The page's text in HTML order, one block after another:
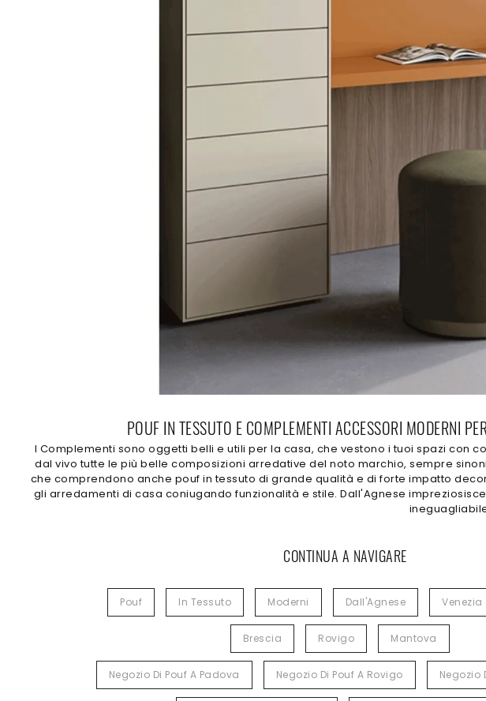
POUF IN TESSUTO E COMPLEMENTI ACCESSORI MODERNI
I Complementi sono oggetti belli e utili per la casa, che vestono i tuoi spazi con
dal vivo tutte le più belle composizioni arredative del noto marchio, sempre
che comprendono anche pouf in tessuto di grande qualità e di forte impatto
gli arredamenti di casa coniugando funzionalità e stile. Dall'Agnese
CONTINUA A NAVIGARE
Pouf In Tessuto Moderni Dall'Agnese Venezia
Brescia Rovigo Mantova
Negozio Di Pouf A Padova Negozio Di Pouf A Rovigo Negozio